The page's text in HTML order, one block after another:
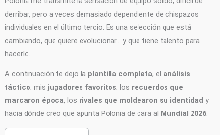
derribar, pero a veces demasiado dependiente de chispazos
individuales en el último tercio. Es una selección que está
cambiando, que quiere evolucionar… y que tiene talento para
hacerlo.
A continuación te dejo la plantilla completa, el análisis
táctico, mis jugadores favoritos, los recuerdos que
marcaron época, los rivales que moldearon su identidad y
hacia dónde creo que apunta Polonia de cara al Mundial 2026.